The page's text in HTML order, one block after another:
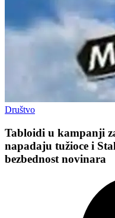
Društvo
Tabloidi u kampanji
napadaju tužioce i
bezbednost novinara